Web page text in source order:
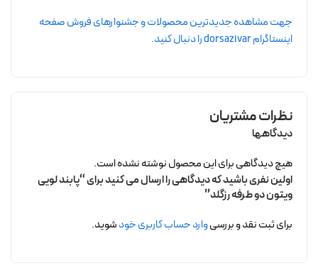
جهت مشاهده جدیدترین محصولات و جشنوارهای فروش صفحه
اینستاگرام dorsazivar را دنبال کنید.
نظرات مشتریان
دیدگاهها
هیچ دیدگاهی برای این محصول نوشته نشده است.
اولین نفری باشید که دیدگاهی را ارسال می کنید برای “پابند لویی
ویتون دو طرفه رزگلد”
برای ثبت نقد و بررسیوارد حساب کاربری خودشوید.